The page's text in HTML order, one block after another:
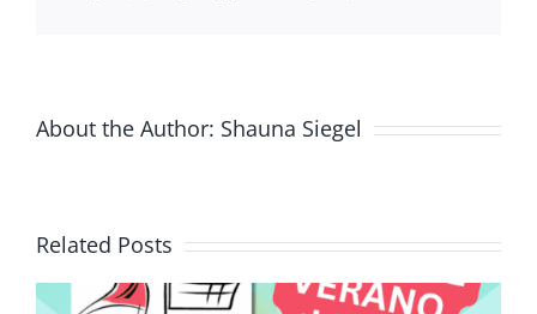
About the Author: Shauna Siegel
Related Posts